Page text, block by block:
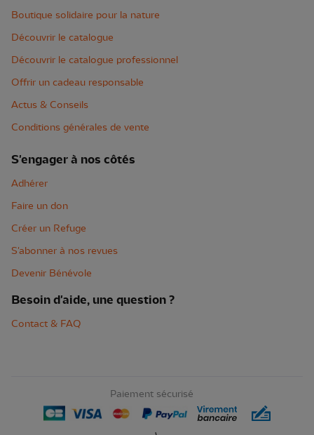
Boutique solidaire pour la nature
Découvrir le catalogue
Découvrir le catalogue professionnel
Offrir un cadeau responsable
Actus & Conseils
Conditions générales de vente
S'engager à nos côtés
Adhérer
Faire un don
Créer un Refuge
S'abonner à nos revues
Devenir Bénévole
Besoin d'aide, une question ?
Contact & FAQ
Paiement sécurisé